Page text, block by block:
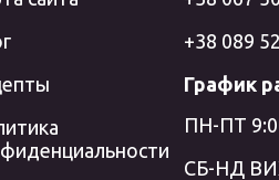
+38 089
График
ПН-ПТ
СБ-НД